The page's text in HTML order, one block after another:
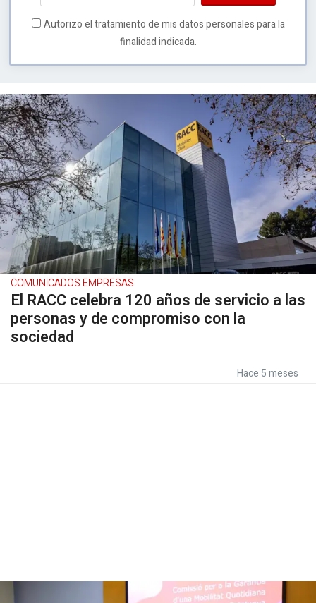
Autorizo el tratamiento de mis datos personales para la
finalidad indicada.
COMUNICADOS EMPRESAS
El RACC celebra 120 años de servicio a las
personas y de compromiso con la
sociedad
Hace 5 meses